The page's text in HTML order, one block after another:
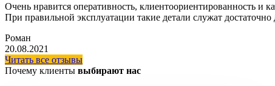
Очень нравится оперативность, клиентоориентированность и
При правильной эксплуатации такие детали служат
Роман
20.08.2021
Читать все отзывы
Почему клиенты выбирают нас